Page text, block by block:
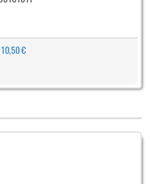
10,50 €